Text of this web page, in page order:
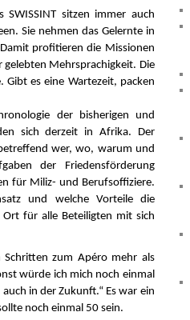
sitzen immer auch
Sie nehmen das Gelernte in
profitieren die Missionen
Mehrsprachigkeit. Die
es eine Wartezeit, packen
der bisherigen und
sich derzeit in Afrika. Der
wer, wo, warum und
der Friedensförderung
für Miliz- und Berufsoffiziere.
und welche Vorteile die
für alle Beteiligten mit sich
Schritten zum Apéro mehr als
würde ich mich noch einmal
in der Zukunft.“ Es war ein
noch einmal 50 sein.